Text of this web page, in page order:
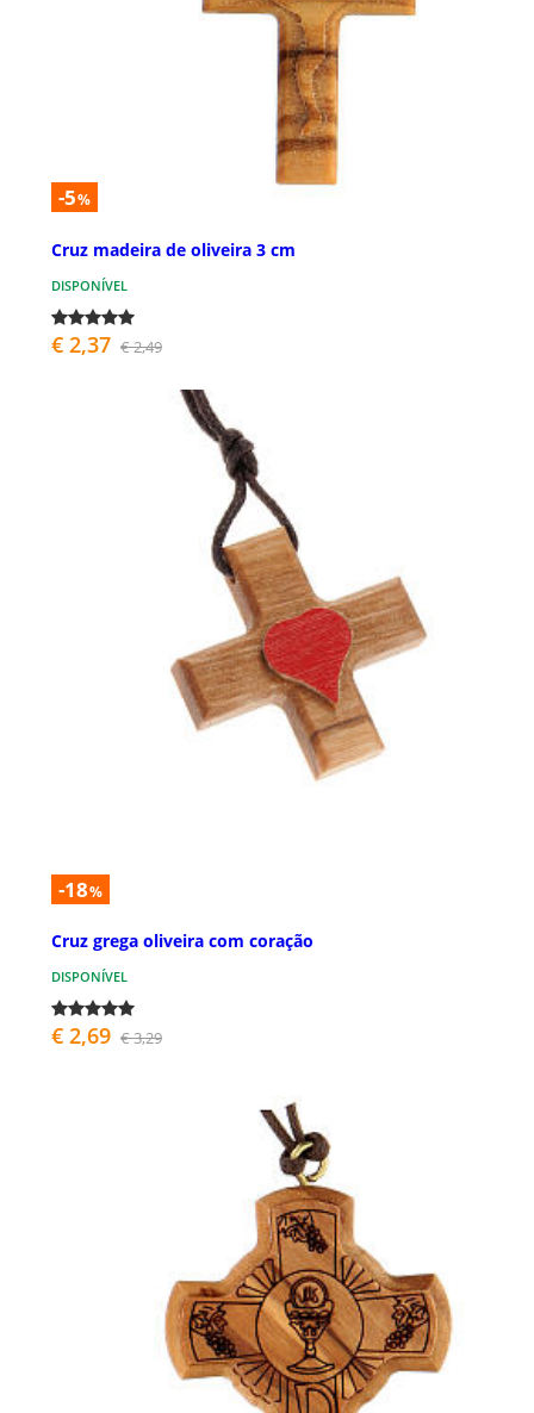
-5%
Cruz madeira de oliveira 3 cm
DISPONÍVEL
€ 2,37 € 2,49
-18%
Cruz grega oliveira com coração
DISPONÍVEL
€ 2,69 € 3,29